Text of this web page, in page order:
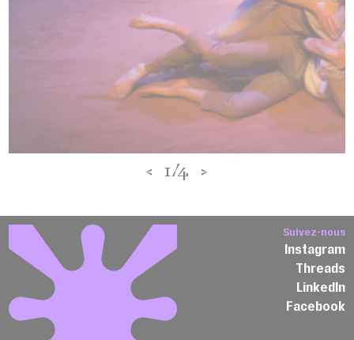
< 1/4 >
Suivez-nous
Instagram
Threads
LinkedIn
Facebook